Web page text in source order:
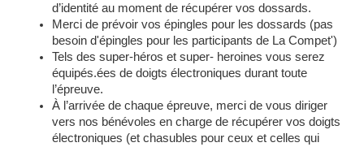
d’identité au moment de récupérer vos dossards.
Merci de prévoir vos épingles pour les dossards (pas
besoin d'épingles pour les participants de La Compet')
Tels des super-héros et super- heroines vous serez
équipés.ées de doigts électroniques durant toute
l’épreuve.
À l’arrivée de chaque épreuve, merci de vous diriger
vers nos bénévoles en charge de récupérer vos doigts
électroniques (et chasubles pour ceux et celles qui